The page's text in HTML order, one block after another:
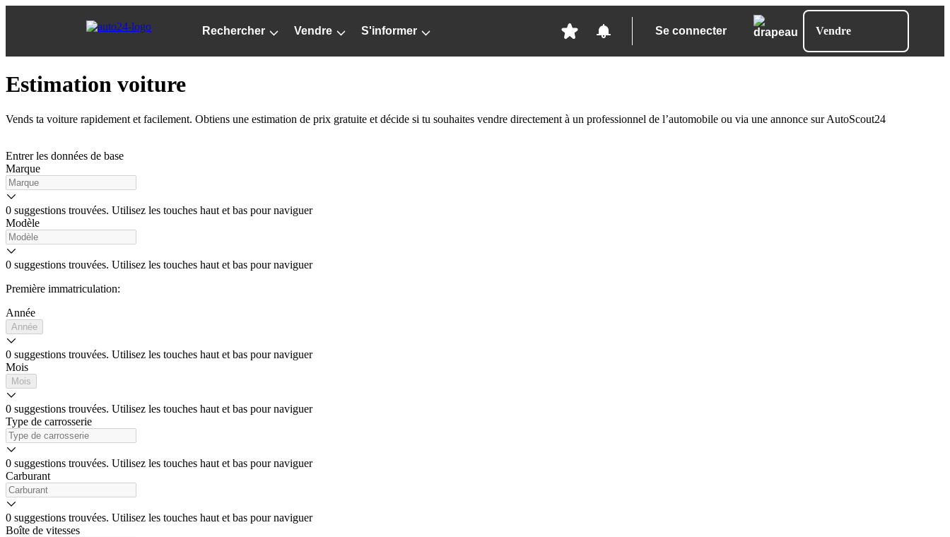
Rechercher Vendre S'informer Se connecter Vendre
Estimation voiture
Vends ta voiture rapidement et facilement. Obtiens une estimation de prix gratuite et décide si tu souhaites vendre directement à un professionnel de l’automobile ou via une annonce sur AutoScout24
Entrer les données de base
Marque
0 suggestions trouvées. Utilisez les touches haut et bas pour naviguer
Modèle
0 suggestions trouvées. Utilisez les touches haut et bas pour naviguer
Première immatriculation:
Année
Année
0 suggestions trouvées. Utilisez les touches haut et bas pour naviguer
Mois
Mois
0 suggestions trouvées. Utilisez les touches haut et bas pour naviguer
Type de carrosserie
0 suggestions trouvées. Utilisez les touches haut et bas pour naviguer
Carburant
0 suggestions trouvées. Utilisez les touches haut et bas pour naviguer
Boîte de vitesses